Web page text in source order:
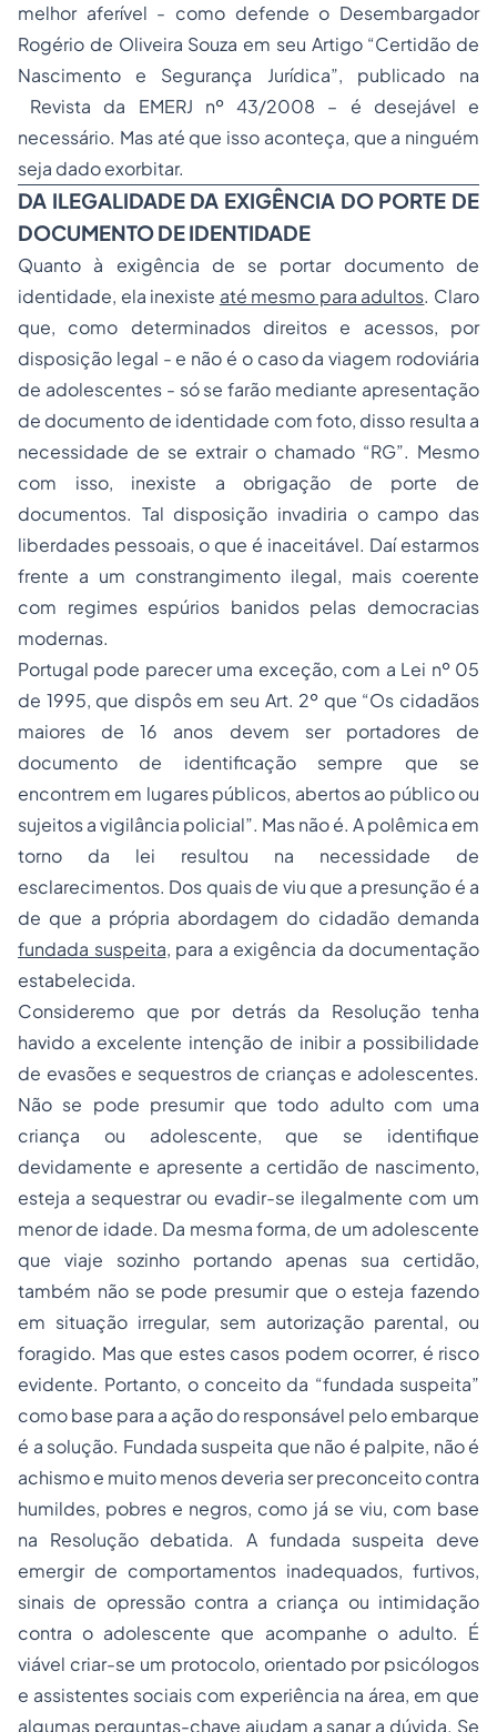
melhor aferível - como defende o Desembargador
Rogério de Oliveira Souza em seu Artigo “Certidão de
Nascimento e Segurança Jurídica”, publicado na
Revista da EMERJ nº 43/2008 – é desejável e
necessário. Mas até que isso aconteça, que a ninguém
seja dado exorbitar.
DA ILEGALIDADE DA EXIGÊNCIA DO PORTE DE
DOCUMENTO DE IDENTIDADE
Quanto à exigência de se portar documento de
identidade, ela inexiste até mesmo para adultos. Claro
que, como determinados direitos e acessos, por
disposição legal - e não é o caso da viagem rodoviária
de adolescentes - só se farão mediante apresentação
de documento de identidade com foto, disso resulta a
necessidade de se extrair o chamado “RG”. Mesmo
com isso, inexiste a obrigação de porte de
documentos. Tal disposição invadiria o campo das
liberdades pessoais, o que é inaceitável. Daí estarmos
frente a um constrangimento ilegal, mais coerente
com regimes espúrios banidos pelas democracias
modernas.
Portugal pode parecer uma exceção, com a Lei nº 05
de 1995, que dispôs em seu Art. 2º que “Os cidadãos
maiores de 16 anos devem ser portadores de
documento de identificação sempre que se
encontrem em lugares públicos, abertos ao público ou
sujeitos a vigilância policial”. Mas não é. A polêmica em
torno da lei resultou na necessidade de
esclarecimentos. Dos quais de viu que a presunção é a
de que a própria abordagem do cidadão demanda
fundada suspeita, para a exigência da documentação
estabelecida.
Consideremo que por detrás da Resolução tenha
havido a excelente intenção de inibir a possibilidade
de evasões e sequestros de crianças e adolescentes.
Não se pode presumir que todo adulto com uma
criança ou adolescente, que se identifique
devidamente e apresente a certidão de nascimento,
esteja a sequestrar ou evadir-se ilegalmente com um
menor de idade. Da mesma forma, de um adolescente
que viaje sozinho portando apenas sua certidão,
também não se pode presumir que o esteja fazendo
em situação irregular, sem autorização parental, ou
foragido. Mas que estes casos podem ocorrer, é risco
evidente. Portanto, o conceito da “fundada suspeita”
como base para a ação do responsável pelo embarque
é a solução. Fundada suspeita que não é palpite, não é
achismo e muito menos deveria ser preconceito contra
humildes, pobres e negros, como já se viu, com base
na Resolução debatida. A fundada suspeita deve
emergir de comportamentos inadequados, furtivos,
sinais de opressão contra a criança ou intimidação
contra o adolescente que acompanhe o adulto. É
viável criar-se um protocolo, orientado por psicólogos
e assistentes sociais com experiência na área, em que
algumas perguntas-chave ajudam a sanar a dúvida. Se